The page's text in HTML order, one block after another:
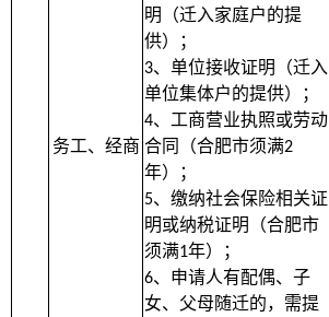
务工、经商
明（迁入家庭户的提
供）；
3、单位接收证明（迁入
单位集体户的提供）；
4、工商营业执照或劳动
合同（合肥市须满2
年）；
5、缴纳社会保险相关证
明或纳税证明（合肥市
须满1年）；
6、申请人有配偶、子
女、父母随迁的，需提